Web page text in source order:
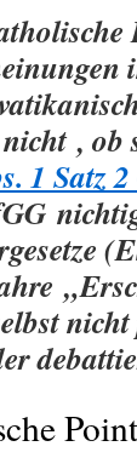
nicht , ob
1 Satz